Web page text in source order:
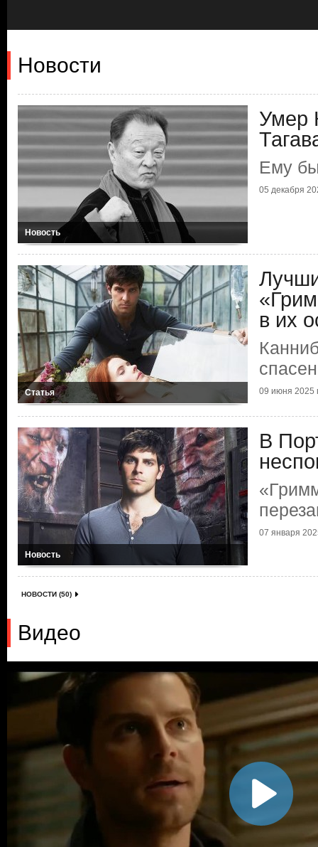
Новости
Новость
Умер
Ему
05 декабря
Статья
в их
09 июня 2025
Новость
В
07 января
НОВОСТИ (50)
Видео